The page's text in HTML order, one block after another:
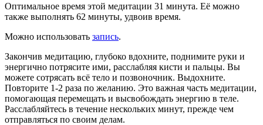
Оптимальное время этой медитации 31 минута. Её можно
также выполнять 62 минуты, удвоив время.
Можно использовать запись.
Закончив медитацию, глубоко вдохните, поднимите руки и
энергично потрясите ими, расслабляя кисти и пальцы. Вы
можете сотрясать всё тело и позвоночник. Выдохните.
Повторите 1-2 раза по желанию. Это важная часть медитации,
помогающая перемещать и высвобождать энергию в теле.
Расслабляйтесь в течение нескольких минут, прежде чем
отправляться по своим делам.